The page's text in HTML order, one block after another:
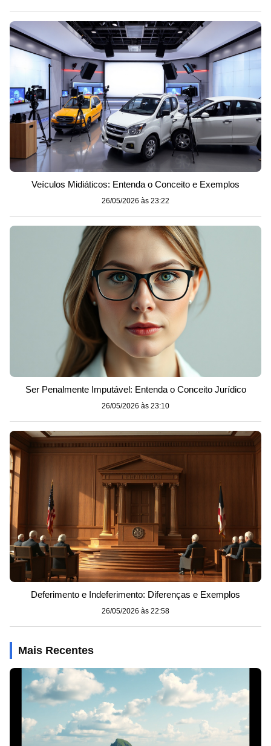
Veículos Midiáticos: Entenda o Conceito e Exemplos
26/05/2026 às 23:22
Ser Penalmente Imputável: Entenda o Conceito Jurídico
26/05/2026 às 23:10
Deferimento e Indeferimento: Diferenças e Exemplos
26/05/2026 às 22:58
Mais Recentes